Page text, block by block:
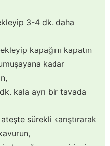
3-4 dk. daha
kapağını kapatın
kadar
kala ayrı bir tavada
sürekli karıştırarak